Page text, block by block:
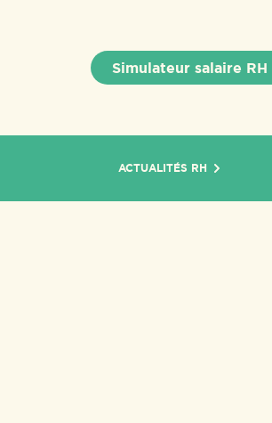
Simulateur salaire RH
ACTUALITÉS RH